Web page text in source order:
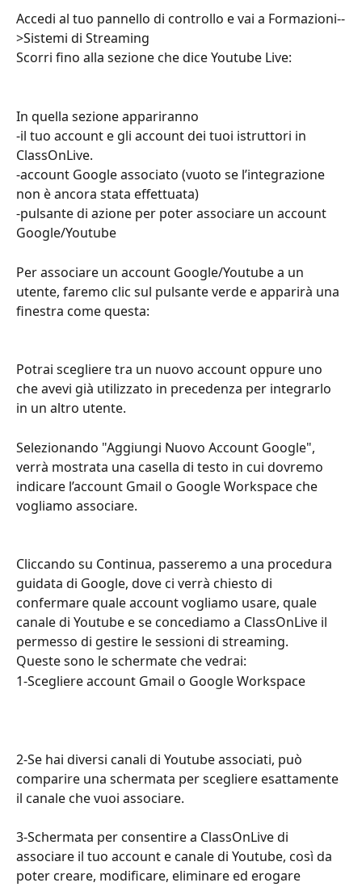
Accedi al tuo pannello di controllo e vai a Formazioni--
>Sistemi di Streaming
Scorri fino alla sezione che dice Youtube Live:
In quella sezione appariranno
-il tuo account e gli account dei tuoi istruttori in
ClassOnLive.
-account Google associato (vuoto se l’integrazione
non è ancora stata effettuata)
-pulsante di azione per poter associare un account
Google/Youtube
Per associare un account Google/Youtube a un
utente, faremo clic sul pulsante verde e apparirà una
finestra come questa:
Potrai scegliere tra un nuovo account oppure uno
che avevi già utilizzato in precedenza per integrarlo
in un altro utente.
Selezionando "Aggiungi Nuovo Account Google",
verrà mostrata una casella di testo in cui dovremo
indicare l’account Gmail o Google Workspace che
vogliamo associare.
Cliccando su Continua, passeremo a una procedura
guidata di Google, dove ci verrà chiesto di
confermare quale account vogliamo usare, quale
canale di Youtube e se concediamo a ClassOnLive il
permesso di gestire le sessioni di streaming.
Queste sono le schermate che vedrai:
1-Scegliere account Gmail o Google Workspace
2-Se hai diversi canali di Youtube associati, può
comparire una schermata per scegliere esattamente
il canale che vuoi associare.
3-Schermata per consentire a ClassOnLive di
associare il tuo account e canale di Youtube, così da
poter creare, modificare, eliminare ed erogare